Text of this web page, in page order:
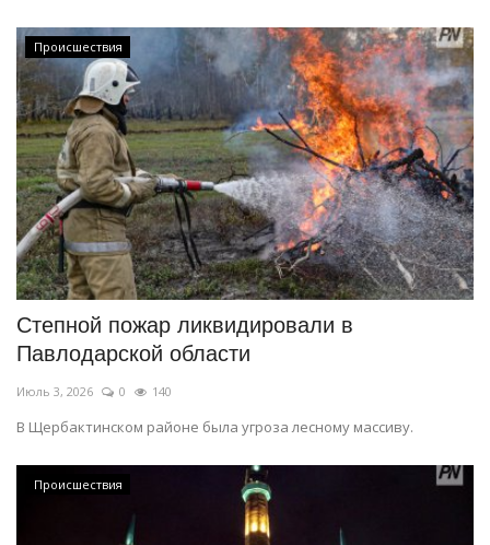
Происшествия
Степной пожар ликвидировали в
Павлодарской области
Июль 3, 2026 0 140
В Щербактинском районе была угроза лесному массиву.
Происшествия